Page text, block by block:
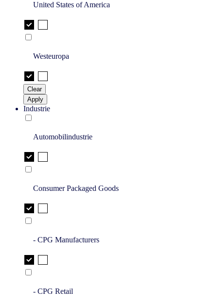
United States of America
Westeuropa
Clear
Apply
Industrie
Automobilindustrie
Consumer Packaged Goods
- CPG Manufacturers
- CPG Retail